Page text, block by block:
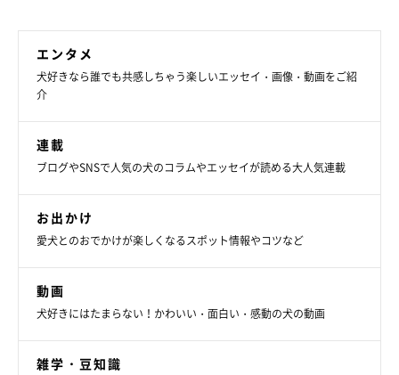
愛犬が水を嫌がるときの対処法は？
エンタメ
犬好きなら誰でも共感しちゃう楽しいエッセイ・画像・動画をご紹
介
連載
ブログやSNSで人気の犬のコラムやエッセイが読める大人気連載
お出かけ
愛犬とのおでかけが楽しくなるスポット情報やコツなど
動画
犬好きにはたまらない！かわいい・面白い・感動の犬の動画
雑学・豆知識